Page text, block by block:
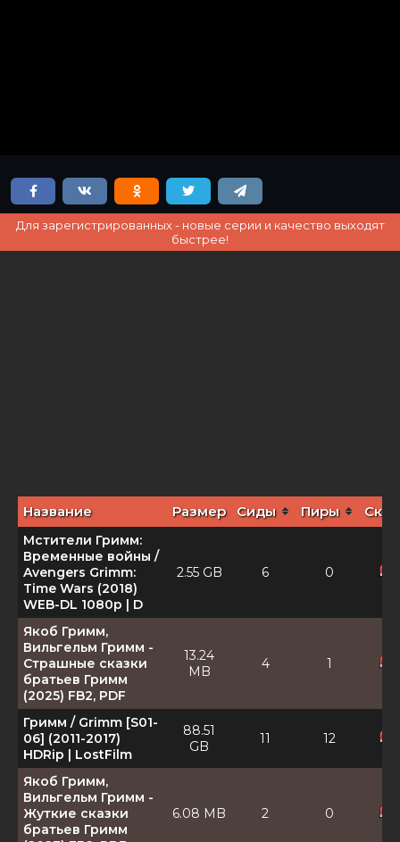
Для зарегистрированных - новые серии и качество выходят
быстрее!
Название Размер Сиды Пиры
Мстители Гримм:
Временные войны /
Avengers Grimm:
Time Wars (2018)
WEB-DL 1080p | D
2.55 GB 6 0
Якоб Гримм,
Вильгельм Гримм -
Страшные сказки
братьев Гримм
(2025) FB2, PDF
13.24
MB
4 1
Гримм / Grimm [S01-
06] (2011-2017)
HDRip | LostFilm
88.51
GB
11 12
Якоб Гримм,
Вильгельм Гримм -
Жуткие сказки
братьев Гримм
6.08 MB 2 0